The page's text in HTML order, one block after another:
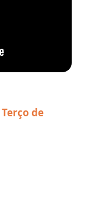
Terço de